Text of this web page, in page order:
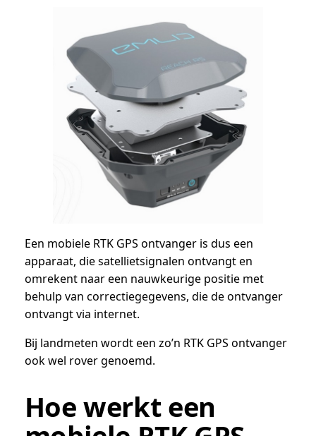
Een mobiele RTK GPS ontvanger is dus een
apparaat, die satellietsignalen ontvangt en
omrekent naar een nauwkeurige positie met
behulp van correctiegegevens, die de ontvanger
ontvangt via internet.
Bij landmeten wordt een zo’n RTK GPS ontvanger
ook wel rover genoemd.
Hoe werkt een